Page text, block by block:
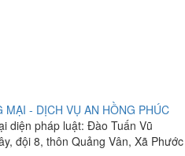
- DỊCH VỤ AN HỒNG PHÚC
diện pháp luật: Đào Tuấn Vũ
đội 8, thôn Quảng Vân, Xã